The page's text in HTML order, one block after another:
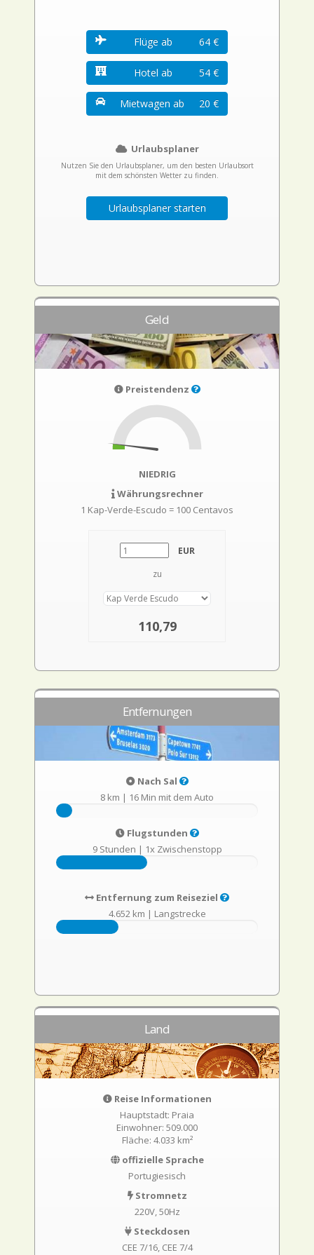
Flüge ab 64 €
Hotel ab 54 €
Mietwagen ab 20 €
Urlaubsplaner
Nutzen Sie den Urlaubsplaner, um den besten Urlaubsort
mit dem schönsten Wetter zu finden.
Urlaubsplaner starten
Geld
Preistendenz
NIEDRIG
Währungsrechner
1 Kap-Verde-Escudo = 100 Centavos
EUR
zu
110,79
Entfernungen
Nach Sal
8 km | 16 Min mit dem Auto
Flugstunden
9 Stunden | 1x Zwischenstopp
Entfernung zum Reiseziel
4.652 km | Langstrecke
Land
Reise Informationen
Hauptstadt: Praia
Einwohner: 509.000
Fläche: 4.033 km²
offizielle Sprache
Portugiesisch
Stromnetz
220V, 50Hz
Steckdosen
CEE 7/16 CEE 7/4